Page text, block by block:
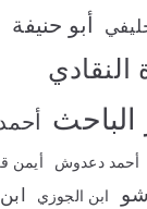
أبو حنيفة
النقادي
الباحث
أحمد دعدوش أيمن
ابن الجوزي